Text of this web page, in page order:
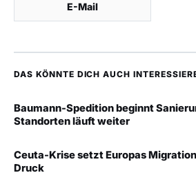
E-Mail
DAS KÖNNTE DICH AUCH
Baumann-Spedition beginnt
Standorten läuft weiter
Ceuta-Krise setzt Europas
Druck